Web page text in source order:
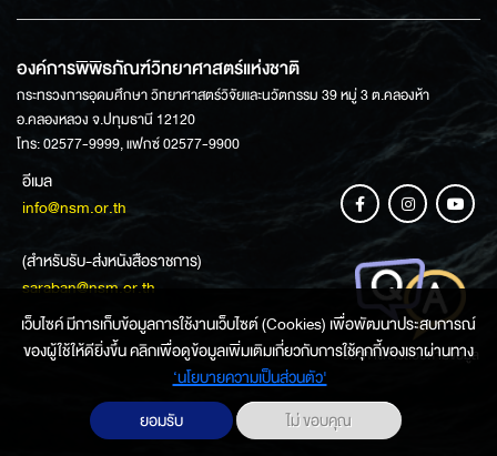
องค์การพิพิธภัณฑ์วิทยาศาสตร์แห่งชาติ
กระทรวงการอุดมศึกษา วิทยาศาสตร์วิจัยและนวัตกรรม 39 หมู่ 3 ต.คลองห้า
อ.คลองหลวง จ.ปทุมธานี 12120
โทร: 02577-9999, แฟกซ์ 02577-9900
อีเมล
info@nsm.or.th
(สำหรับรับ-ส่งหนังสือราชการ)
saraban@nsm.or.th
ช่องทางการสอบถามข้อมูล
เว็บไซค์ มีการเก็บข้อมูลการใช้งานเว็บไซต์ (Cookies) เพื่อพัฒนาประสบการณ์
ของผู้ใช้ให้ดียิ่งขึ้น คลิกเพื่อดูข้อมูลเพิ่มเติมเกี่ยวกับการใช้คุกกี้ของเราผ่านทาง
‘นโยบายความเป็นส่วนตัว'
ยอมรับ
ไม่ ขอบคุณ